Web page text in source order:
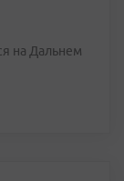
на Дальнем